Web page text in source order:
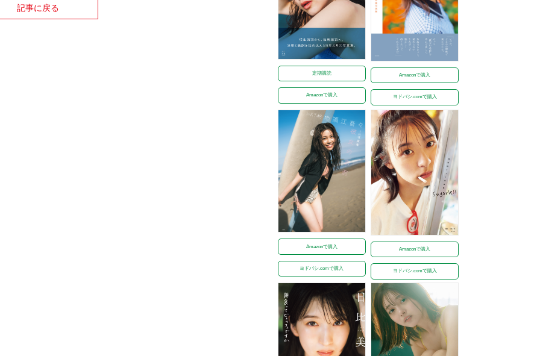
記事に戻る
定期購読
Amazonで購入
Amazonで購入
ヨドバシ.comで購入
Amazonで購入
ヨドバシ.comで購入
Amazonで購入
ヨドバシ.comで購入